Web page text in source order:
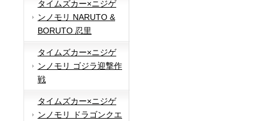
タイムズカー×ニジゲ
ンノモリ NARUTO &
BORUTO 忍里
タイムズカー×ニジゲ
ンノモリ ゴジラ迎撃作
戦
タイムズカー×ニジゲ
ンノモリ ドラゴンクエ